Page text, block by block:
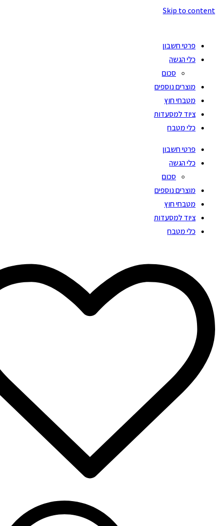
Skip to content
פרטי חשבון
כלי הגשה
סכום
מוצרים נוספים
מטבחי חוץ
ציוד למסעדות
כלי מטבח
פרטי חשבון
כלי הגשה
סכום
מוצרים נוספים
מטבחי חוץ
ציוד למסעדות
כלי מטבח